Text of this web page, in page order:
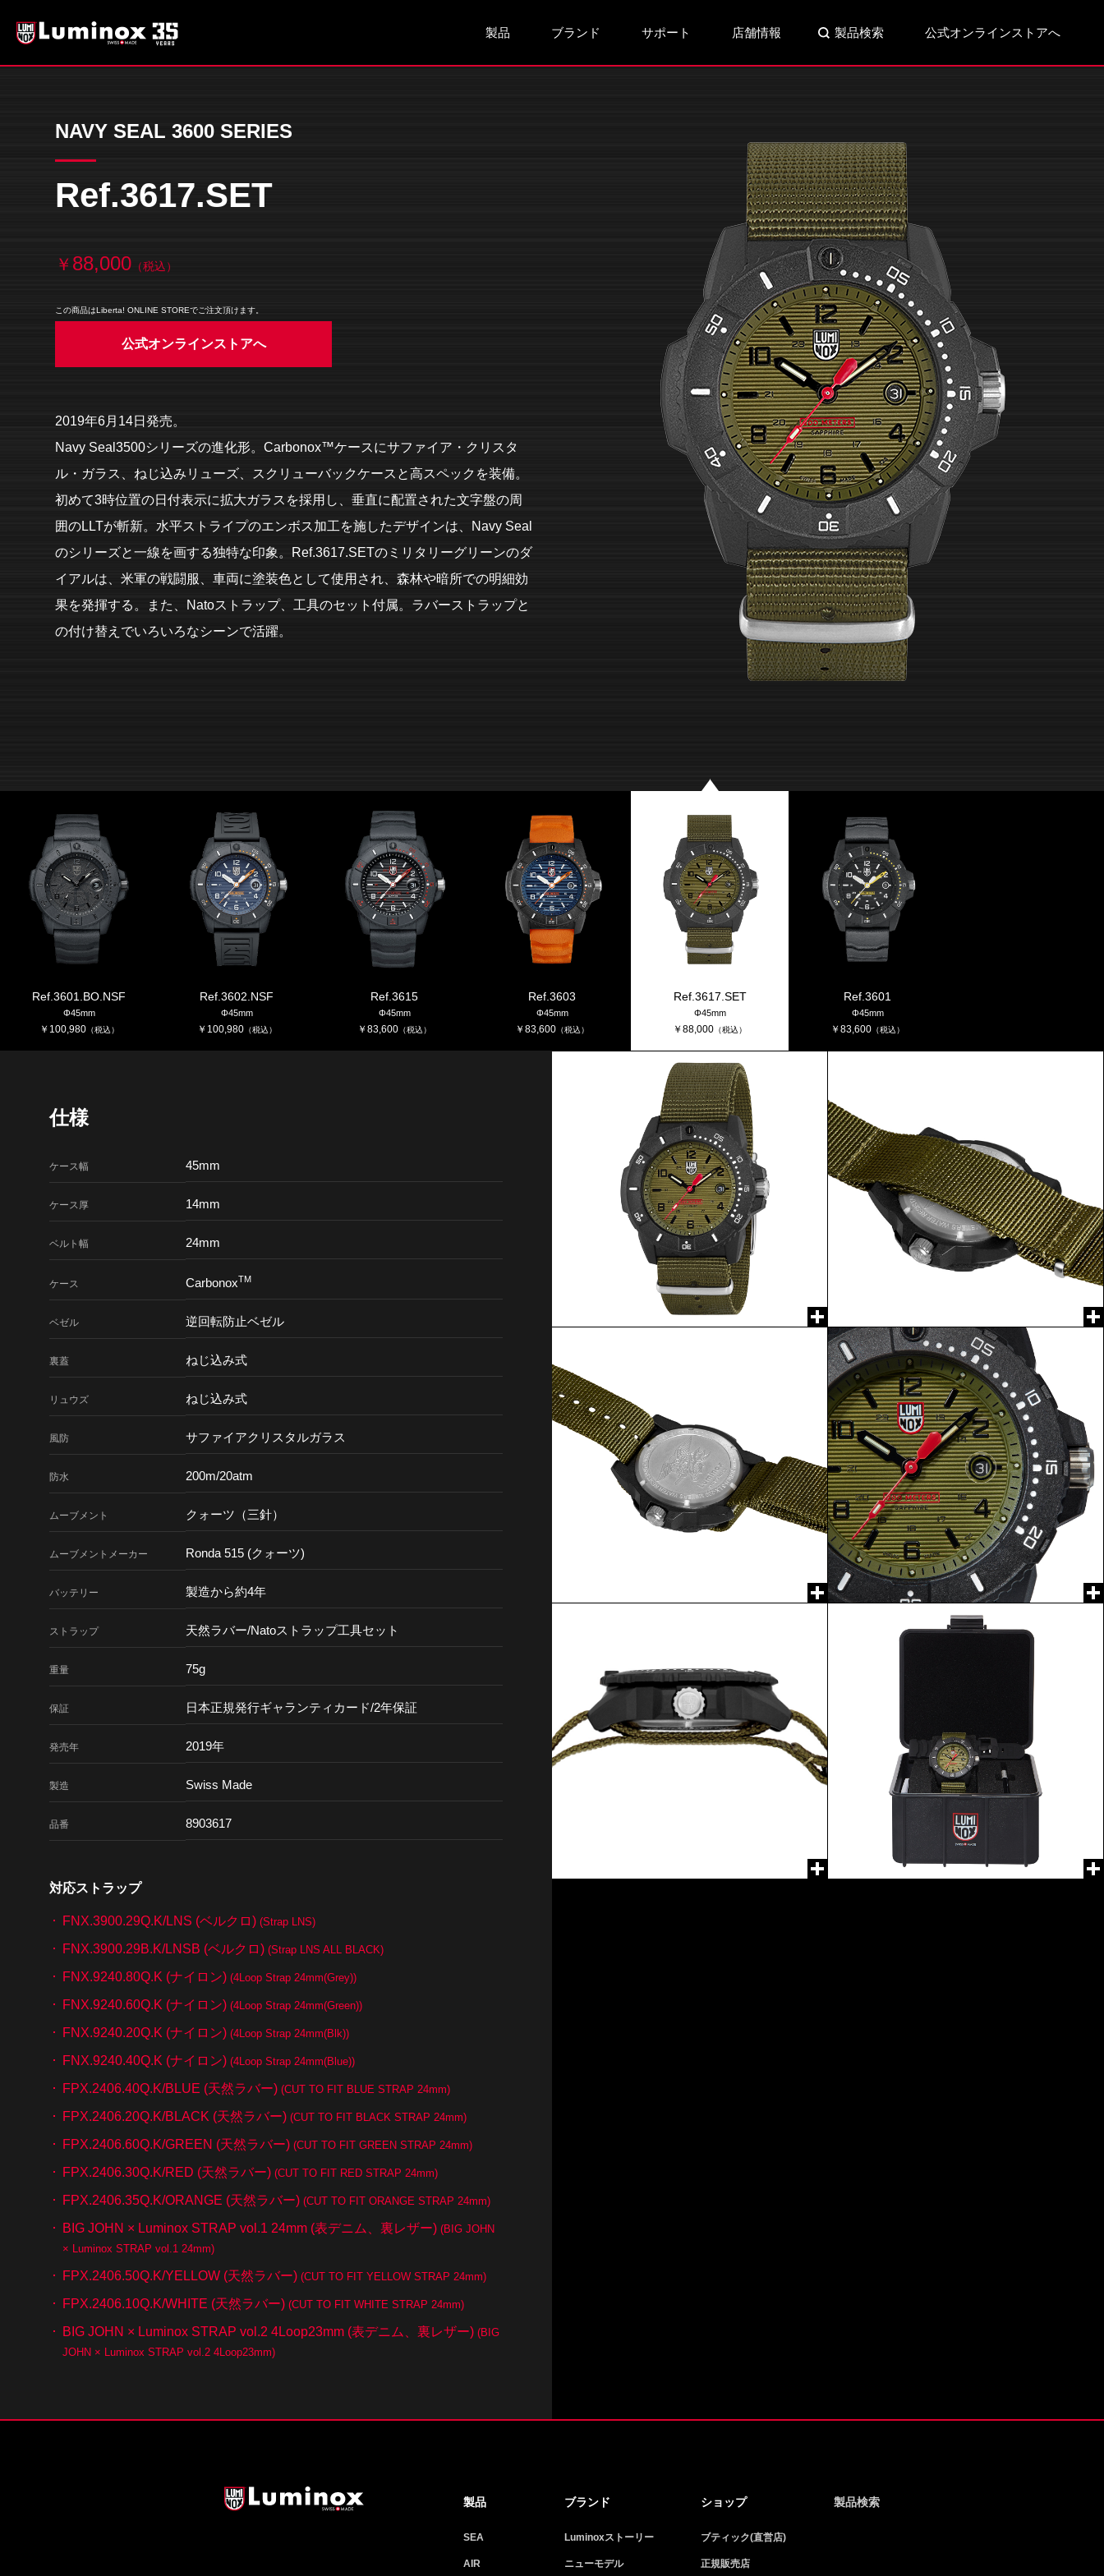
製品 ブランド サポート 店舗情報 製品検索 公式オンラインストアへ
NAVY SEAL 3600 SERIES
Ref.3617.SET
￥ 88,000 （税込）
この商品はLiberta! ONLINE STOREでご注文頂けます。
公式オンラインストアへ
2019年6月14日発売。
Navy Seal3500シリーズの進化形。Carbonox™ケースにサファイア・クリスタ
ル・ガラス、ねじ込みリューズ、スクリューバックケースと高スペックを装備。
初めて3時位置の日付表示に拡大ガラスを採用し、垂直に配置された文字盤の周
囲のLLTが斬新。水平ストライプのエンボス加工を施したデザインは、Navy Seal
のシリーズと一線を画する独特な印象。Ref.3617.SETのミリタリーグリーンのダ
イアルは、米軍の戦闘服、車両に塗装色として使用され、森林や暗所での明細効
果を発揮する。また、Natoストラップ、工具のセット付属。ラバーストラップと
の付け替えでいろいろなシーンで活躍。
Ref.3601.BO.NSF
Φ45mm
￥ 100,980（税込）
Ref.3602.NSF
Φ45mm
￥ 100,980（税込）
Ref.3615
Φ45mm
￥ 83,600 （税込）
Ref.3603
Φ45mm
￥ 83,600 （税込）
Ref.3617.SET
Φ45mm
￥ 88,000 （税込）
Ref.3601
Φ45mm
￥ 83,600 （税込）
仕様
ケース幅 45mm
ケース厚 14mm
ベルト幅 24mm
ケース CarbonoxTM
ベゼル 逆回転防止ベゼル
裏蓋 ねじ込み式
リュウズ ねじ込み式
風防 サファイアクリスタルガラス
防水 200m/20atm
ムーブメント クォーツ（三針）
ムーブメント メーカー Ronda 515 (クォーツ)
バッテリー 製造から約4年
ストラップ 天然ラバー/Natoストラップ工具セット
重量 75g
保証 日本正規発行ギャランティカード/2年保証
発売年 2019年
製造 Swiss Made
品番 8903617
対応ストラップ
FNX.3900.29Q.K/LNS (ベルクロ) (Strap LNS)
FNX.3900.29B.K/LNSB (ベルクロ) (Strap LNS ALL BLACK)
FNX.9240.80Q.K (ナイロン) (4Loop Strap 24mm(Grey))
FNX.9240.60Q.K (ナイロン) (4Loop Strap 24mm(Green))
FNX.9240.20Q.K (ナイロン) (4Loop Strap 24mm(Blk))
FNX.9240.40Q.K (ナイロン) (4Loop Strap 24mm(Blue))
FPX.2406.40Q.K/BLUE (天然ラバー) (CUT TO FIT BLUE STRAP 24mm)
FPX.2406.20Q.K/BLACK (天然ラバー) (CUT TO FIT BLACK STRAP 24mm)
FPX.2406.60Q.K/GREEN (天然ラバー) (CUT TO FIT GREEN STRAP 24mm)
FPX.2406.30Q.K/RED (天然ラバー) (CUT TO FIT RED STRAP 24mm)
FPX.2406.35Q.K/ORANGE (天然ラバー) (CUT TO FIT ORANGE STRAP 24mm)
BIG JOHN × Luminox STRAP vol.1 24mm (表デニム、裏レザー) (BIG JOHN
× Luminox STRAP vol.1 24mm)
FPX.2406.50Q.K/YELLOW (天然ラバー) (CUT TO FIT YELLOW STRAP 24mm)
FPX.2406.10Q.K/WHITE (天然ラバー) (CUT TO FIT WHITE STRAP 24mm)
BIG JOHN × Luminox STRAP vol.2 4Loop23mm (表デニム、裏レザー) (BIG
JOHN × Luminox STRAP vol.2 4Loop23mm)
製品
SEA
AIR
ブランド
Luminoxストーリー
ニューモデル
ショップ
ブティック(直営店)
正規販売店
製品検索